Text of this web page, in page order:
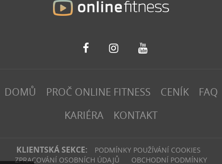
DOMŮ PROČ ONLINE FITNESS CENÍK
FAQ
KARIÉRA
KONTAKT
KLIENTSKÁ SEKCE:
PODMÍNKY POUŽÍVÁNÍ COOKIES
ZPRACOVÁNÍ OSOBNÍCH ÚDAJŮ
OBCHODNÍ PODMÍNKY